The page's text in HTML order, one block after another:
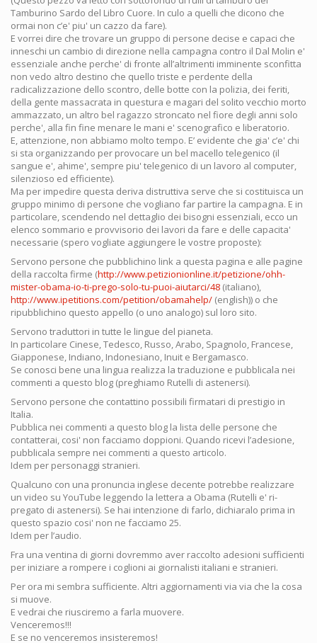
Tamburino Sardo del Libro Cuore. In culo a quelli che dicono che
ormai non c’e' piu' un cazzo da fare).
E vorrei dire che trovare un gruppo di persone decise e capaci che
inneschi un cambio di direzione nella campagna contro il Dal Molin e'
essenziale anche perche' di fronte all’altrimenti imminente sconfitta
non vedo altro destino che quello triste e perdente della
radicalizzazione dello scontro, delle botte con la polizia, dei feriti,
della gente massacrata in questura e magari del solito vecchio morto
ammazzato, un altro bel ragazzo stroncato nel fiore degli anni solo
perche', alla fin fine menare le mani e' scenografico e liberatorio.
E, attenzione, non abbiamo molto tempo. E’ evidente che gia' c’e' chi
si sta organizzando per provocare un bel macello telegenico (il
sangue e', ahime', sempre piu' telegenico di un lavoro al computer,
silenzioso ed efficiente).
Ma per impedire questa deriva distruttiva serve che si costituisca un
gruppo minimo di persone che vogliano far partire la campagna. E in
particolare, scendendo nel dettaglio dei bisogni essenziali, ecco un
elenco sommario e provvisorio dei lavori da fare e delle capacita'
necessarie (spero vogliate aggiungere le vostre proposte):
Servono persone che pubblichino link a questa pagina e alle pagine
della raccolta firme (http://www.petizionionline.it/petizione/ohh-
mister-obama-io-ti-prego-solo-tu-puoi-aiutarci/48 (italiano),
http://www.ipetitions.com/petition/obamahelp/ (english)) o che
ripubblichino questo appello (o uno analogo) sul loro sito.
Servono traduttori in tutte le lingue del pianeta.
In particolare Cinese, Tedesco, Russo, Arabo, Spagnolo, Francese,
Giapponese, Indiano, Indonesiano, Inuit e Bergamasco.
Se conosci bene una lingua realizza la traduzione e pubblicala nei
commenti a questo blog (preghiamo Rutelli di astenersi).
Servono persone che contattino possibili firmatari di prestigio in
Italia.
Pubblica nei commenti a questo blog la lista delle persone che
contatterai, cosi' non facciamo doppioni. Quando ricevi l’adesione,
pubblicala sempre nei commenti a questo articolo.
Idem per personaggi stranieri.
Qualcuno con una pronuncia inglese decente potrebbe realizzare
un video su YouTube leggendo la lettera a Obama (Rutelli e' ri-
pregato di astenersi). Se hai intenzione di farlo, dichiaralo prima in
questo spazio cosi' non ne facciamo 25.
Idem per l’audio.
Fra una ventina di giorni dovremmo aver raccolto adesioni sufficienti
per iniziare a rompere i coglioni ai giornalisti italiani e stranieri.
Per ora mi sembra sufficiente. Altri aggiornamenti via via che la cosa
si muove.
E vedrai che riusciremo a farla muovere.
Venceremos!!!
E se no venceremos insisteremos!